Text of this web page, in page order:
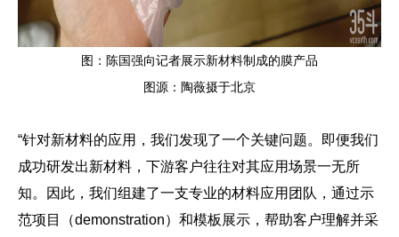
图：陈国强向记者展示新材料制成的膜产品
图源：陶薇摄于北京
“针对新材料的应用，我们发现了一个关键问题。即便我们
成功研发出新材料，下游客户往往对其应用场景一无所
知。因此，我们组建了一支专业的材料应用团队，通过示
范项目（demonstration）和模板展示，帮助客户理解并采